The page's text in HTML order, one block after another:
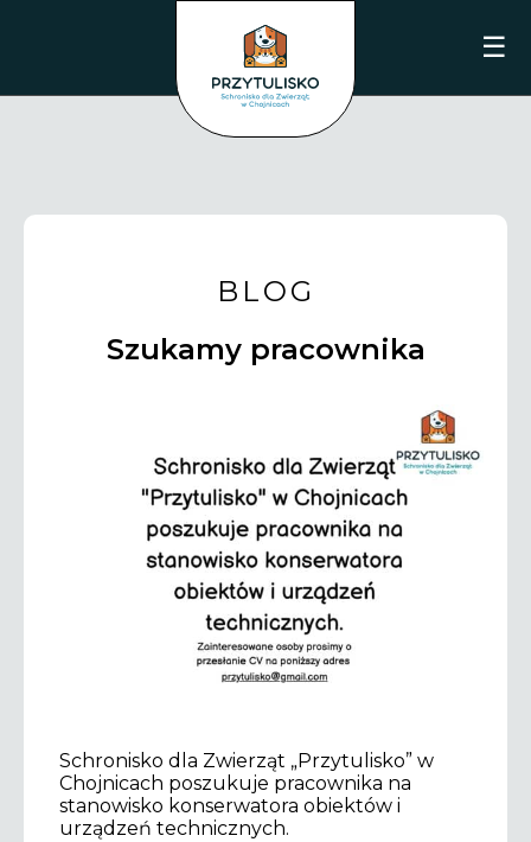
☰
BLOG
Szukamy pracownika
Schronisko dla Zwierząt „Przytulisko” w
Chojnicach poszukuje pracownika na
stanowisko konserwatora obiektów i
urządzeń technicznych.